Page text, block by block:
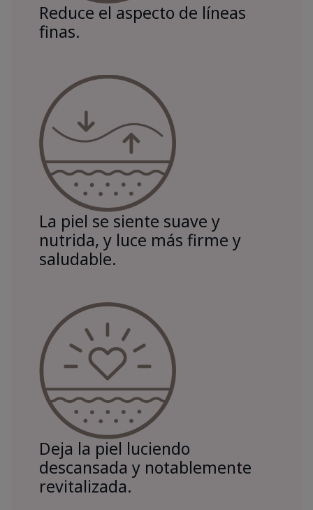
Reduce el aspecto de líneas
finas.
La piel se siente suave y
nutrida, y luce más firme y
saludable.
Deja la piel luciendo
descansada y notablemente
revitalizada.